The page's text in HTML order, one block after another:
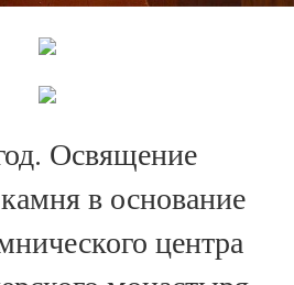
Освящение
в основание
центра